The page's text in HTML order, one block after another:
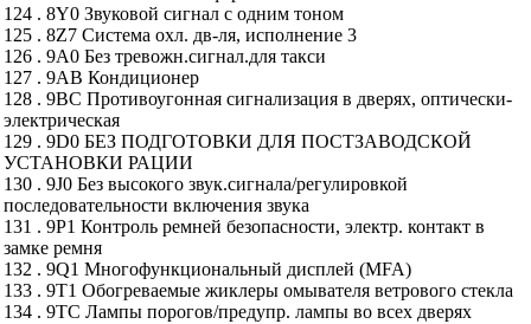
124 . 8Y0 Звуковой сигнал с одним тоном
125 . 8Z7 Система охл. дв-ля, исполнение 3
126 . 9A0 Без тревожн.сигнал.для такси
127 . 9AB Кондиционер
128 . 9BC Противоугонная сигнализация в дверях, оптически-
электрическая
129 . 9D0 БЕЗ ПОДГОТОВКИ ДЛЯ ПОСТЗАВОДСКОЙ
УСТАНОВКИ РАЦИИ
130 . 9J0 Без высокого звук.сигнала/регулировкой
последовательности включения звука
131 . 9P1 Контроль ремней безопасности, электр. контакт в
замке ремня
132 . 9Q1 Многофункциональный дисплей (MFA)
133 . 9T1 Обогреваемые жиклеры омывателя ветрового стекла
134 . 9TC Лампы порогов/предупр. лампы во всех дверях